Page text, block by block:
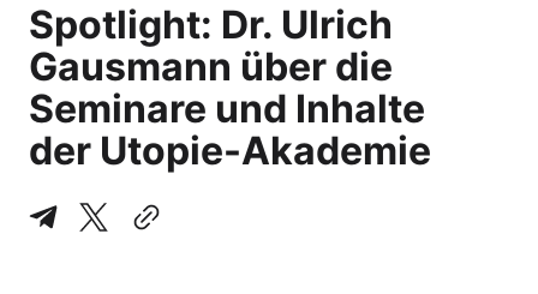
Spotlight: Dr. Ulrich
Gausmann über die
Seminare und Inhalte
der Utopie-Akademie